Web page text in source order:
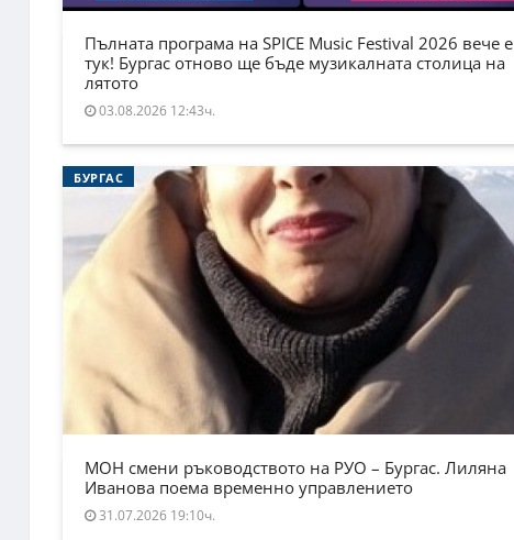
Пълната програма на SPICE Music Festival 2026 вече е
тук! Бургас отново ще бъде музикалната столица на
лятото
03.08.2026 12:43ч.
БУРГАС
МОН смени ръководството на РУО – Бургас. Лиляна
Иванова поема временно управлението
31.07.2026 19:10ч.